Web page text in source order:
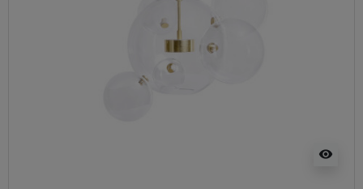
visibility